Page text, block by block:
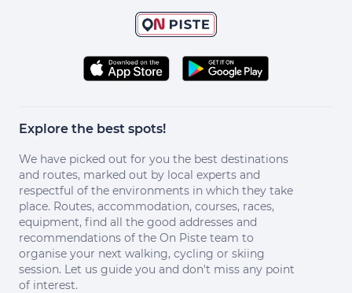
Explore the best spots!
We have picked out for you the best destinations
and routes, marked out by local experts and
respectful of the environments in which they take
place. Routes, accommodation, courses, races,
equipment, find all the good addresses and
recommendations of the On Piste team to
organise your next walking, cycling or skiing
session. Let us guide you and don't miss any point
of interest.